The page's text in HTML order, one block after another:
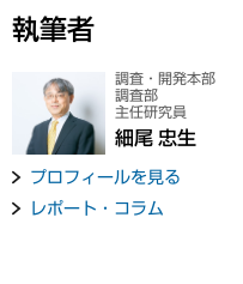
執筆者
調査・開発本部
調査部
主任研究員
細尾 忠生
プロフィールを見る
レポート・コラム